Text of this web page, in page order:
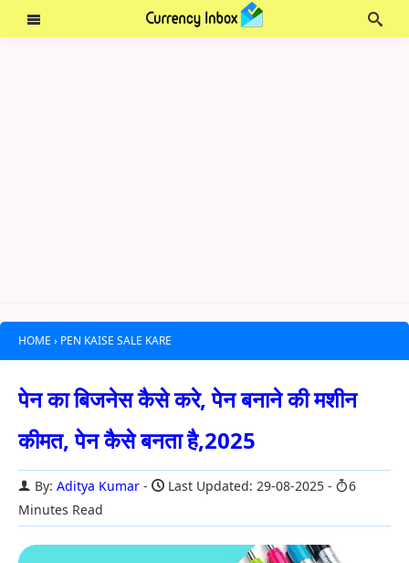
HOME › PEN KAISE SALE KARE
पेन का बिजनेस कैसे करे, पेन बनाने की मशीन
कीमत, पेन कैसे बनता है,2025
By: Aditya Kumar Last Updated: 29-08-2025
6
Minutes Read